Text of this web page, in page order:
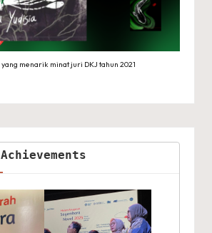
menarik minat juri DKJ tahun 2021